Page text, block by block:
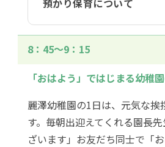
8：45〜9：15
「おはよう」ではじまる幼稚園
麗澤幼稚園の1日は、元気な挨
す。毎朝出迎えてくれる園長
ざいます」お友だち同士で「お